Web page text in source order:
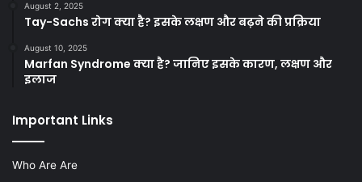
August 2, 2025
Tay-Sachs रोग क्या है? इसके लक्षण और बढ़ने की प्रक्रिया
August 10, 2025
Marfan Syndrome क्या है? जानिए इसके कारण, लक्षण और
इलाज
Important Links
Who Are Are